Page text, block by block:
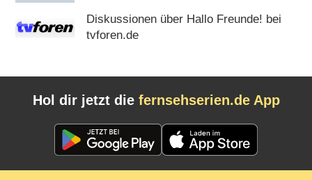
Diskussionen über Hallo Freunde! bei
tvforen.de
Hol dir jetzt die fernsehserien.de App